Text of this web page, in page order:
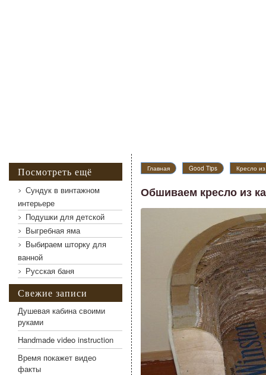
Главная Good Tips Кресло
Обшиваем кресло из
Посмотреть ещё
Сундук в винтажном
интерьере
Подушки для детской
Выгребная яма
Выбираем шторку для
ванной
Русская баня
Свежие записи
Душевая кабина своими
руками
Handmade video instruction
Время покажет видео
факты